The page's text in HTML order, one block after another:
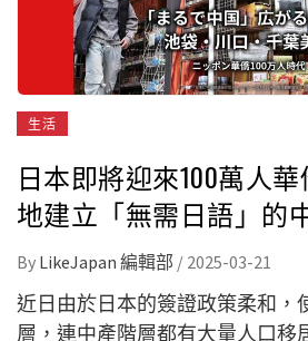
生活
日本即將迎來100萬人
地建立「無需日語」的
By LikeJapan 編輯部 / 2025-03-21
近日由於日本的簽證政策柔和，
層，連中產階層都有大量人口移